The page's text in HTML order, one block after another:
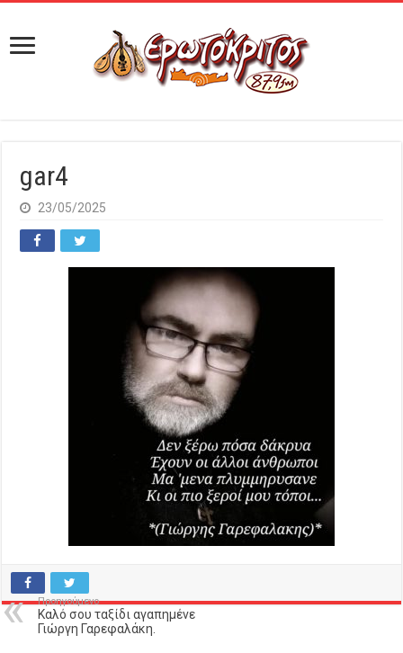
gar4
23/05/2025
Προηγούμενο
Καλό σου ταξίδι αγαπημένε
Γιώργη Γαρεφαλάκη.